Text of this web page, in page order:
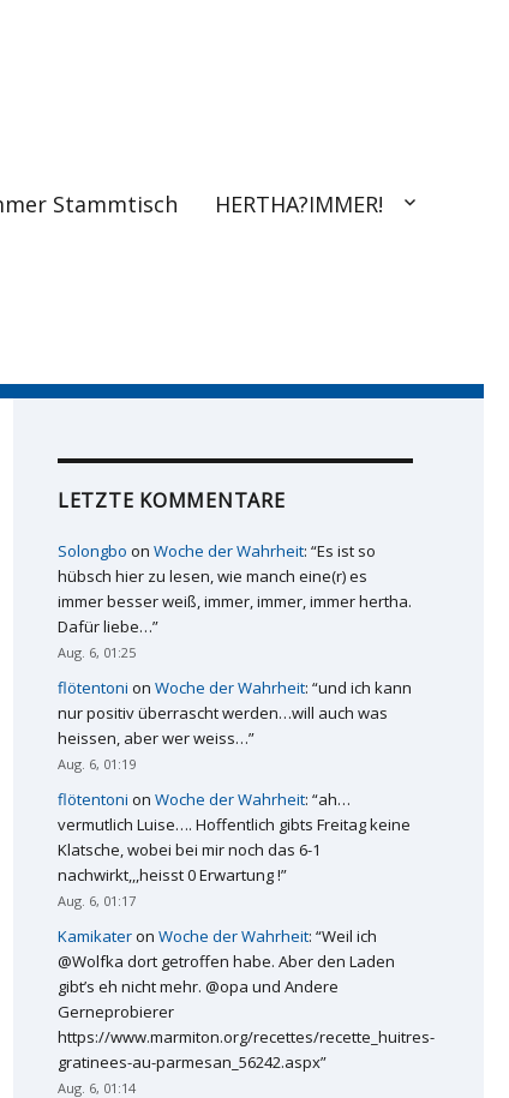
Stammtisch HERTHA?IMMER!
LETZTE KOMMENTARE
Solongbo on Woche der Wahrheit: “Es ist so
hübsch hier zu lesen, wie manch eine(r) es
immer besser weiß, immer, immer, immer hertha.
Dafür liebe…”
Aug. 6, 01:25
flötentoni on Woche der Wahrheit: “und ich kann
nur positiv überrascht werden…will auch was
heissen, aber wer weiss…”
Aug. 6, 01:19
flötentoni on Woche der Wahrheit: “ah…
vermutlich Luise…. Hoffentlich gibts Freitag keine
Klatsche, wobei bei mir noch das 6-1
nachwirkt,,,heisst 0 Erwartung !”
Aug. 6, 01:17
Kamikateron Woche der Wahrheit: “Weil ich
@Wolfka dort getroffen habe. Aber den Laden
gibt’s eh nicht mehr. @opa und Andere
Gerneprobierer
https://www.marmiton.org/recettes/recette_huitres-
gratinees-au-parmesan_56242.aspx”
Aug. 6, 01:14